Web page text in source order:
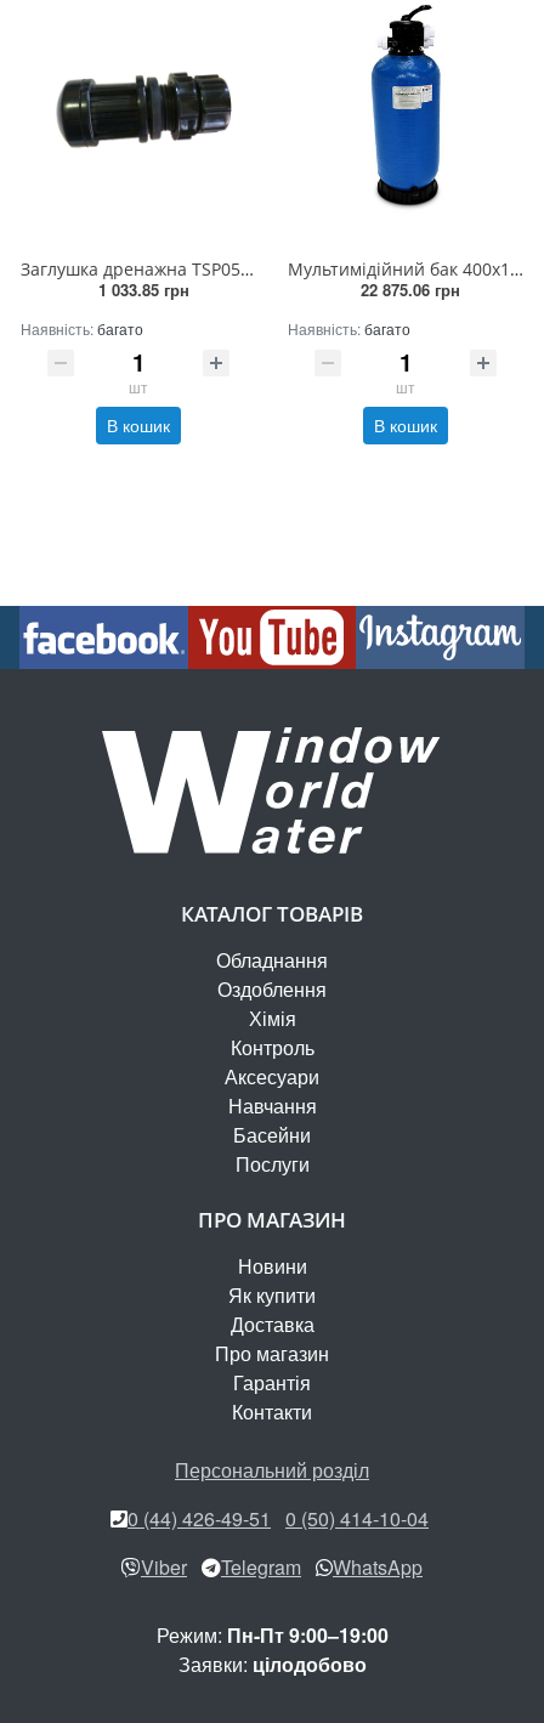
Заглушка дренажна TSP05 (32мм, для загал. баков 1200-2500)
1 033.85 грн
Наявність:багато
шт
В кошик
Мультимідійний бак 400х1210x1450мм/ завантаження піску 170 кг
22 875.06 грн
Наявність:багато
шт
В кошик
КАТАЛОГ ТОВАРІВ
Обладнання
Оздоблення
Хімія
Контроль
Аксесуари
Навчання
Басейни
Послуги
ПРО МАГАЗИН
Новини
Як купити
Доставка
Про магазин
Гарантія
Контакти
Персональний розділ
0 (44) 426-49-51
0 (50) 414-10-04
Viber
Telegram WhatsApp
Режим: Пн-Пт 9:00–19:00
Заявки: цілодобово